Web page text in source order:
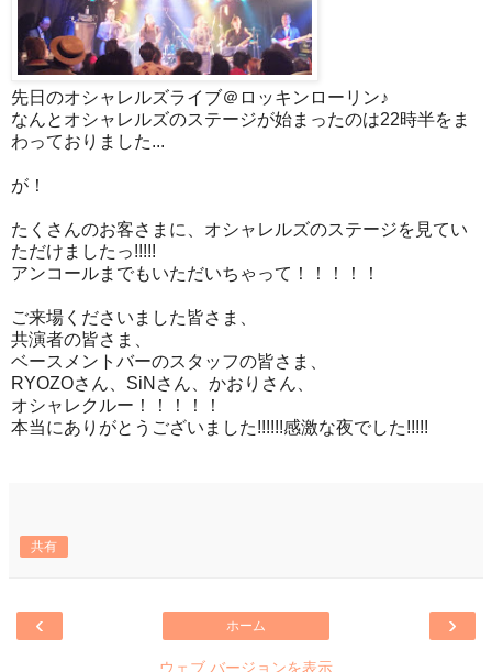
先日のオシャレルズライブ＠ロッキンローリン♪
なんとオシャレルズのステージが始まったのは22時半をま
わっておりました...
が！
たくさんのお客さまに、オシャレルズのステージを見てい
ただけましたっ!!!!!
アンコールまでもいただいちゃって！！！！！
ご来場くださいました皆さま、
共演者の皆さま、
ベースメントバーのスタッフの皆さま、
RYOZOさん、SiNさん、かおりさん、
オシャレクルー！！！！！
本当にありがとうございました!!!!!!感激な夜でした!!!!!
共有
‹ ›
ホーム
ウェブ バージョンを表示